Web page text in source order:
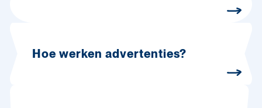
Hoe werken advertenties?